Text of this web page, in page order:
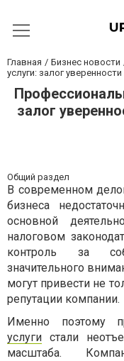
Главная Бизнес новости
услуги: залог
залог
Общий раздел
В современном
бизнеса
основной
налоговом
контроль за
значительного
могут привести не
репутации компании.
Именно поэтому
услуги стали
масштаба.